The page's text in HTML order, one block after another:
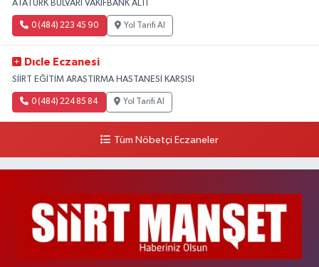
ATATÜRK BULVARI VAKIFBANK ALTI
0 (484) 223 45 90 Yol Tarifi Al
Dıcle Eczanesi
SİİRT EĞİTİM ARAŞTIRMA HASTANESİ KARŞISI
0 (484) 224 85 84 Yol Tarifi Al
Tüm Nöbetçi Eczaneler